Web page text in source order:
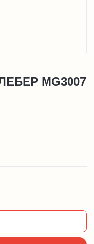
MG3007